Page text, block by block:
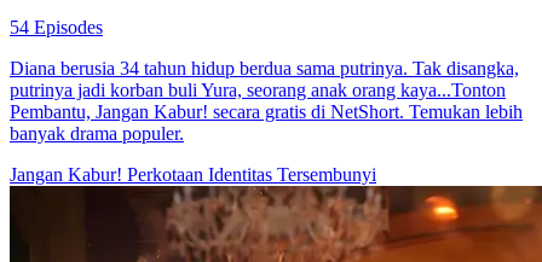
54 Episodes
Diana berusia 34 tahun hidup berdua sama putrinya. Tak disangka,
putrinya jadi korban buli Yura, seorang anak orang kaya...Tonton
Pembantu, Jangan Kabur! secara gratis di NetShort. Temukan lebih
banyak drama populer.
Jangan Kabur! Perkotaan Identitas Tersembunyi